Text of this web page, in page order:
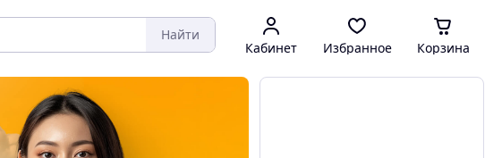
Найти
Кабинет Избранное Корзина